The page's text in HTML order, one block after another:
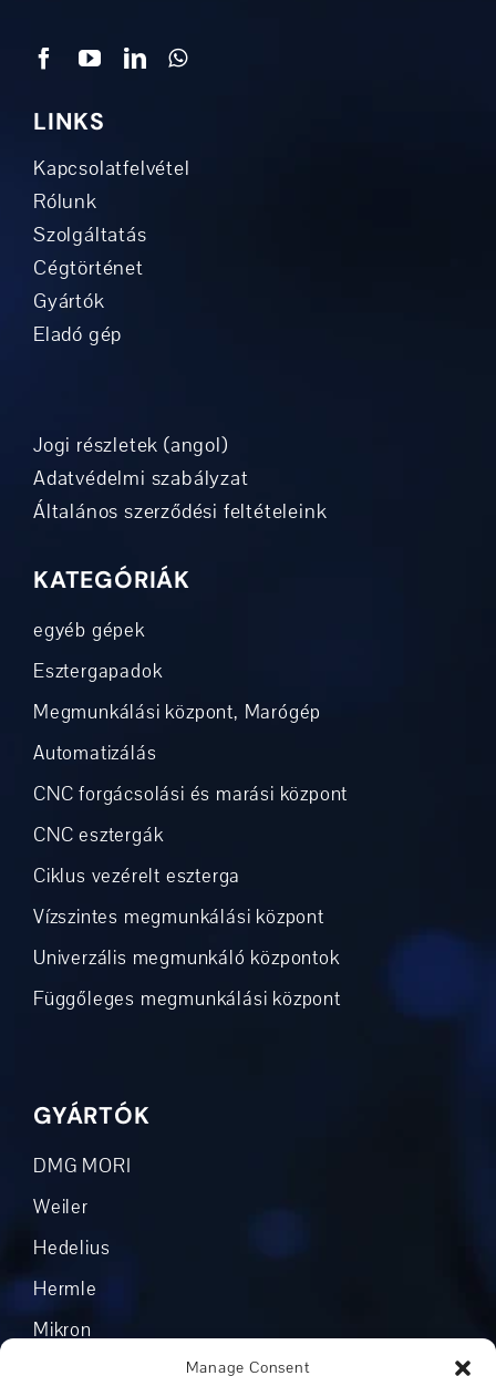
Manage Consent
LINKS
Kapcsolatfelvétel
Rólunk
Szolgáltatás
Cégtörténet
Gyártók
Eladó gép
Jogi részletek (angol)
Adatvédelmi szabályzat
Általános szerződési feltételeink
KATEGÓRIÁK
egyéb gépek
Esztergapadok
Megmunkálási központ, Marógép
Automatizálás
CNC forgácsolási és marási központ
CNC esztergák
Ciklus vezérelt eszterga
Vízszintes megmunkálási központ
Univerzális megmunkáló központok
Függőleges megmunkálási központ
GYÁRTÓK
DMG MORI
Weiler
Hedelius
Hermle
Mikron